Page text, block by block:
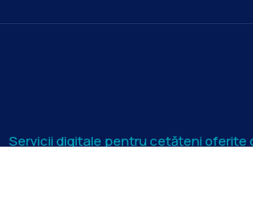
Servicii digitale pentru cetățeni oferite